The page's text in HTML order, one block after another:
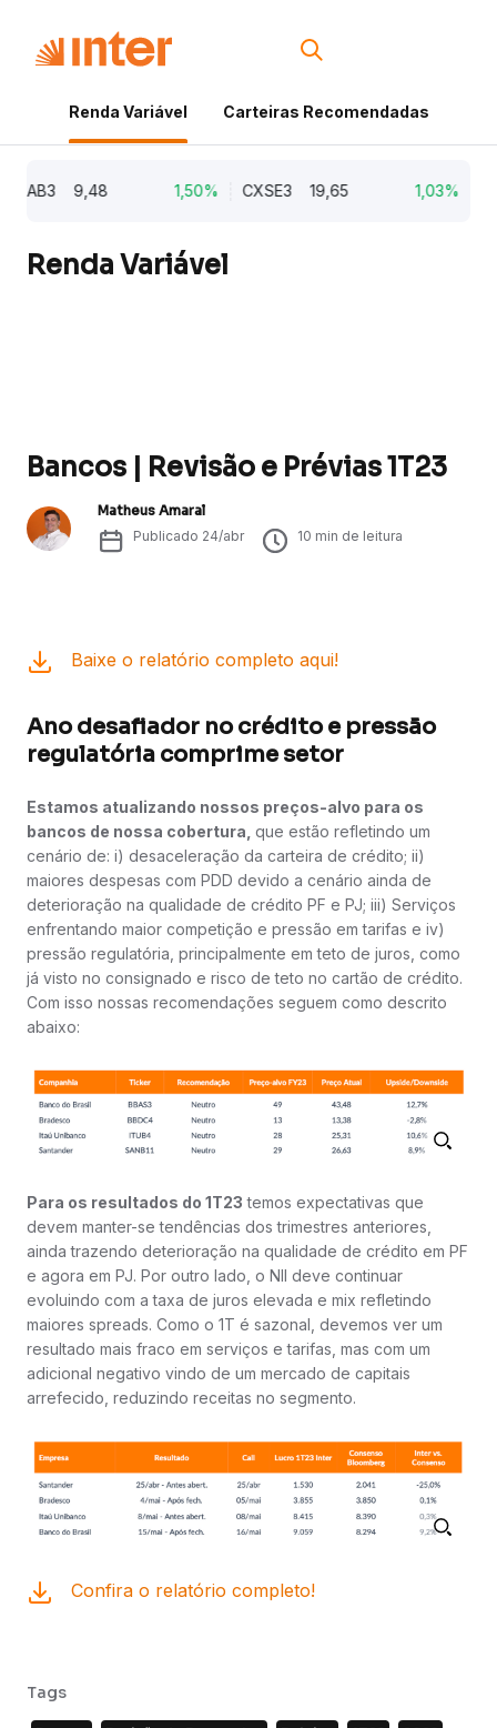
Renda Variável Carteiras Recomendadas
9,48 1,50% CXSE3 19,65 1,03%
Renda Variável
Bancos | Revisão e Prévias 1T23
Matheus Amaral
Publicado 24/abr 10 min de leitura
Baixe o relatório completo aqui!
Ano desafiador no crédito e pressão
regulatória comprime setor
Estamos atualizando nossos preços-alvo para os
bancos de nossa cobertura, que estão refletindo um
cenário de: i) desaceleração da carteira de crédito; ii)
maiores despesas com PDD devido a cenário ainda de
deterioração na qualidade de crédito PF e PJ; iii) Serviços
enfrentando maior competição e pressão em tarifas e iv)
pressão regulatória, principalmente em teto de juros, como
já visto no consignado e risco de teto no cartão de crédito.
Com isso nossas recomendações seguem como descrito
abaixo:
Para os resultados do 1T23 temos expectativas que
devem manter-se tendências dos trimestres anteriores,
ainda trazendo deterioração na qualidade de crédito em PF
e agora em PJ. Por outro lado, o NII deve continuar
evoluindo com a taxa de juros elevada e mix refletindo
maiores spreads. Como o 1T é sazonal, devemos ver um
resultado mais fraco em serviços e tarifas, mas com um
adicional negativo vindo de um mercado de capitais
arrefecido, reduzindo receitas no segmento.
Confira o relatório completo!
Tags